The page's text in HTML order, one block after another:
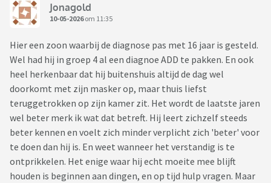
Jonagold
10-05-2026om 11:35
Hier een zoon waarbij de diagnose pas met 16 jaar is gesteld.
Wel had hij in groep 4 al een diagnoe ADD te pakken. En ook
heel herkenbaar dat hij buitenshuis altijd de dag wel
doorkomt met zijn masker op, maar thuis liefst
teruggetrokken op zijn kamer zit. Het wordt de laatste jaren
wel beter merk ik wat dat betreft. Hij leert zichzelf steeds
beter kennen en voelt zich minder verplicht zich 'beter' voor
te doen dan hij is. En weet wanneer het verstandig is te
ontprikkelen. Het enige waar hij echt moeite mee blijft
houden is beginnen aan dingen, en op tijd hulp vragen. Maar